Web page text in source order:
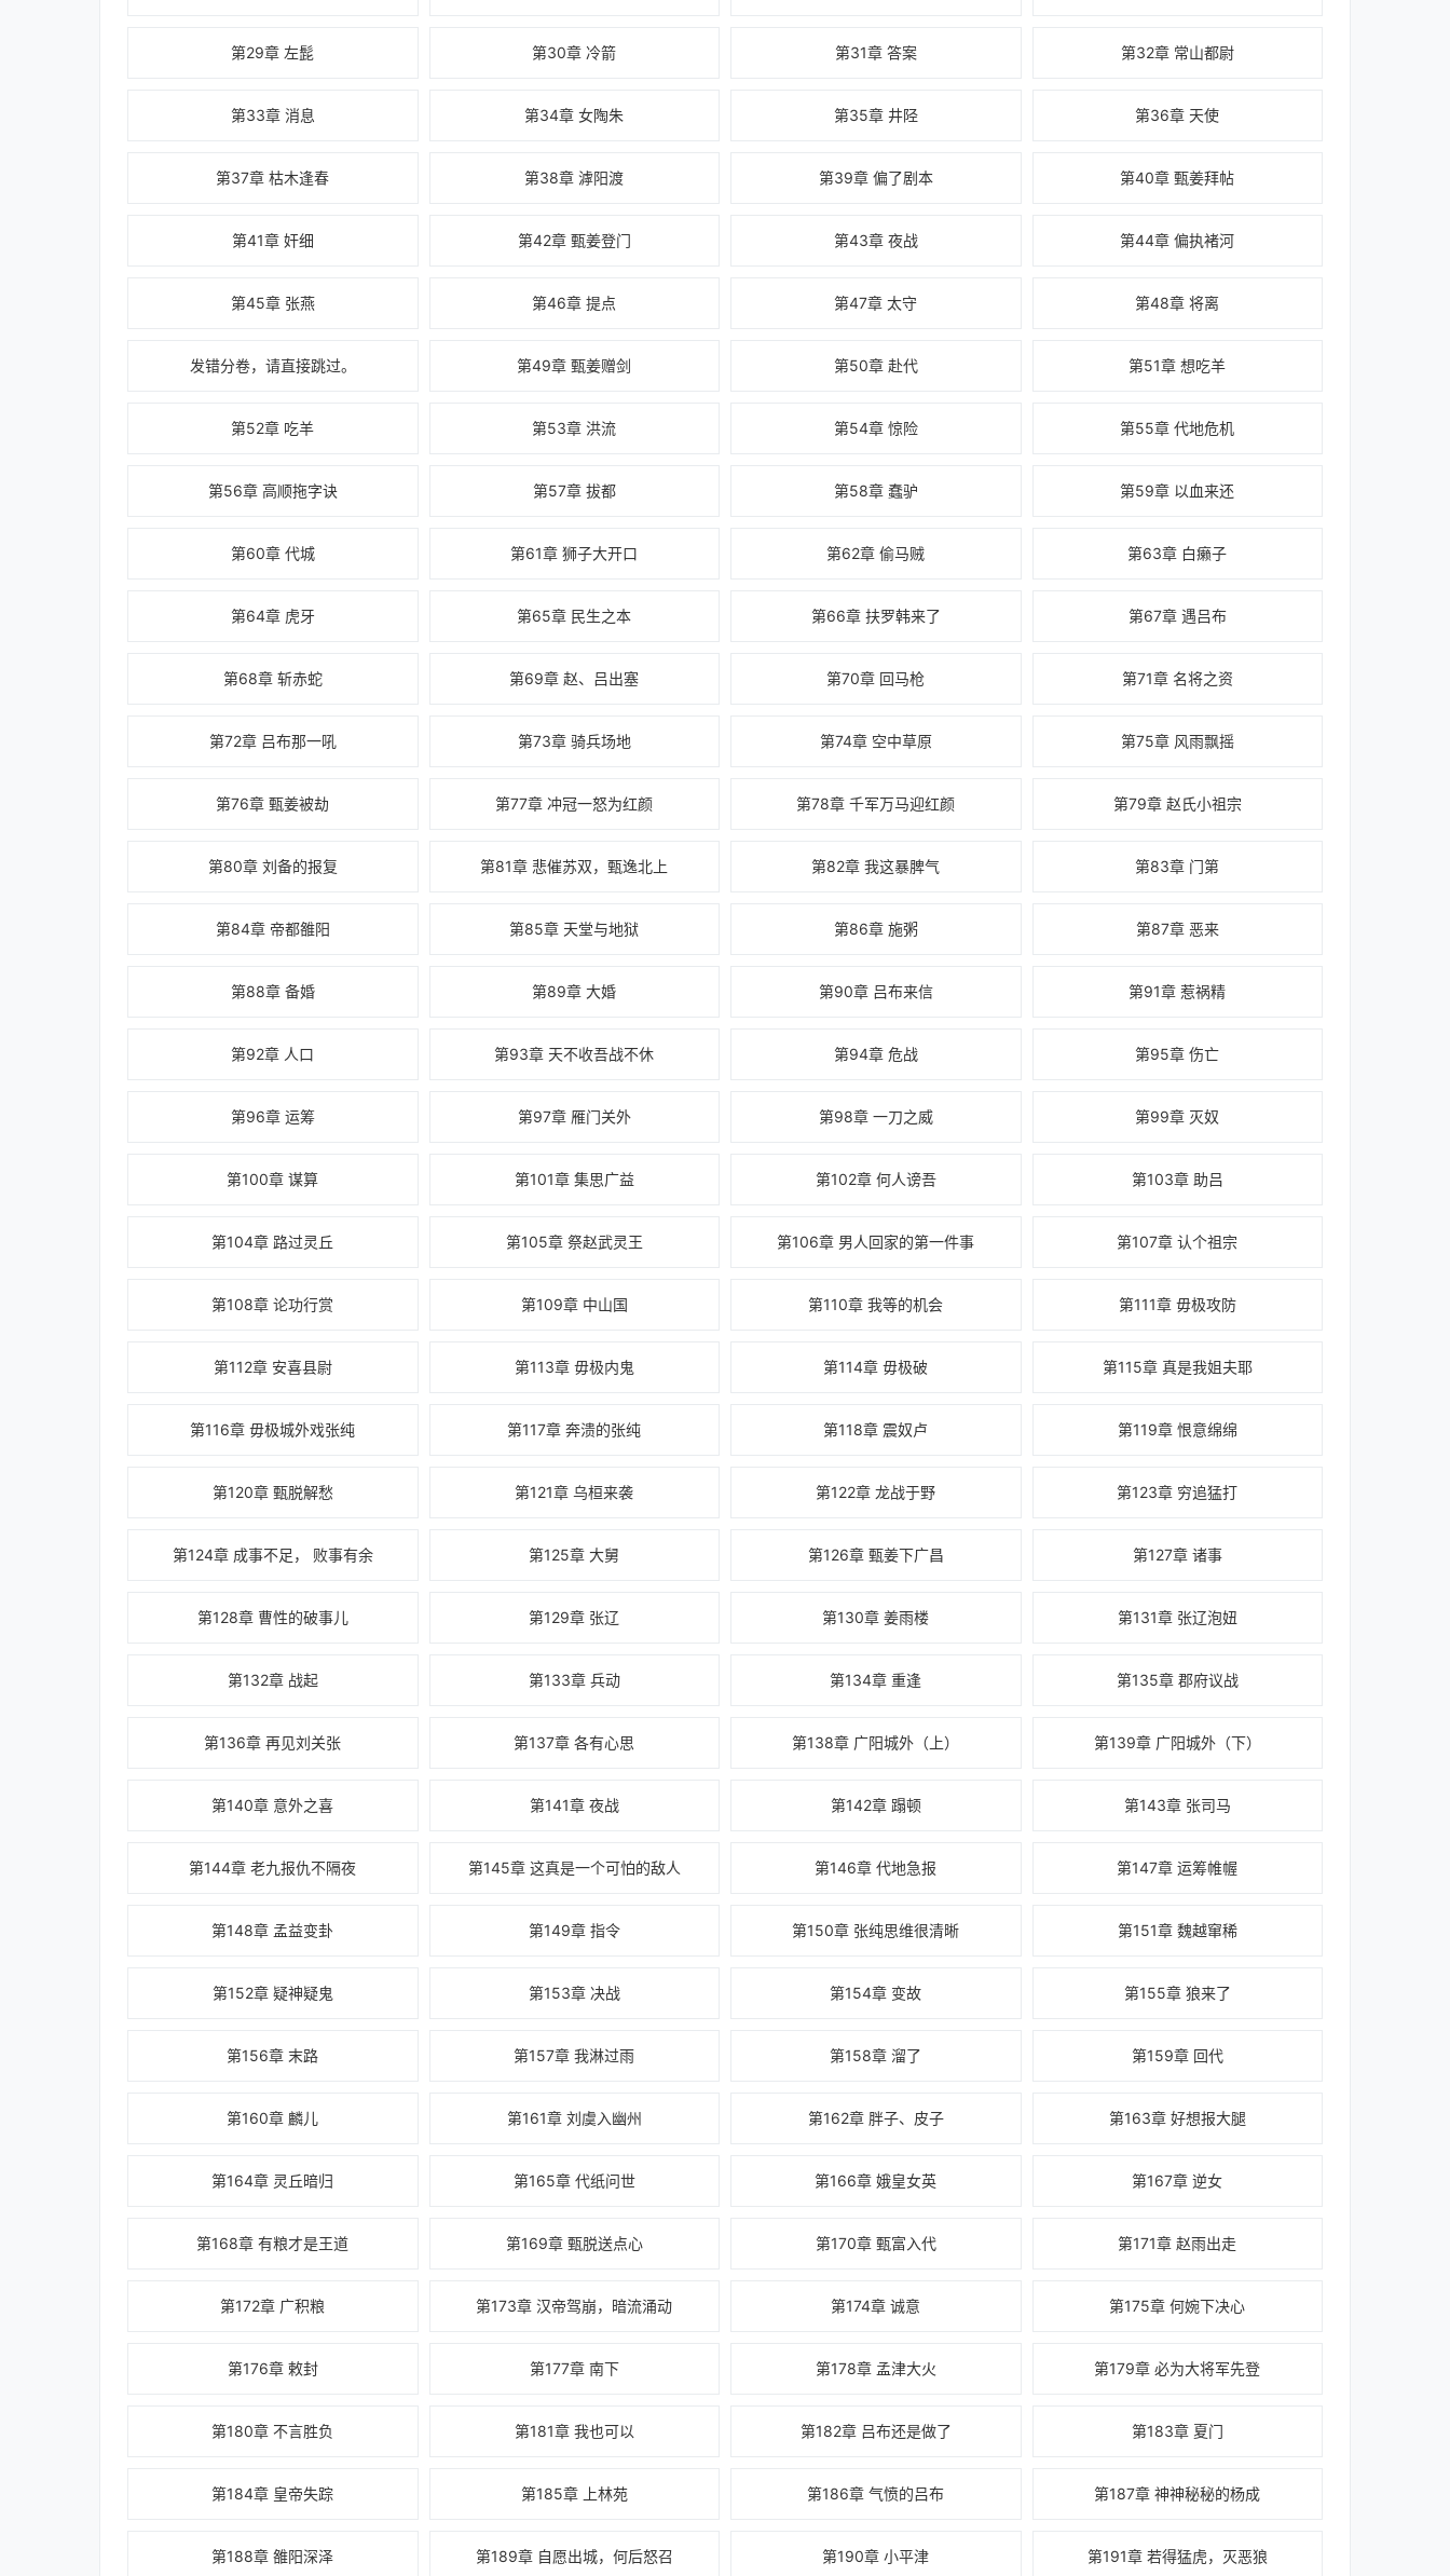
第29章 左髭 第30章 冷箭 第31章 答案 第32章 常山都尉
第33章 消息 第34章 女陶朱 第35章 井陉 第36章 天使
第37章 枯木逢春 第38章 滹阳渡 第39章 偏了剧本 第40章 甄姜拜帖
第41章 奸细 第42章 甄姜登门 第43章 夜战 第44章 偏执褚河
第45章 张燕 第46章 提点 第47章 太守 第48章 将离
发错分卷，请直接跳过。 第49章 甄姜赠剑 第50章 赴代 第51章 想吃羊
第52章 吃羊 第53章 洪流 第54章 惊险 第55章 代地危机
第56章 高顺拖字诀 第57章 拔都 第58章 蠢驴 第59章 以血来还
第60章 代城 第61章 狮子大开口 第62章 偷马贼 第63章 白癞子
第64章 虎牙 第65章 民生之本 第66章 扶罗韩来了 第67章 遇吕布
第68章 斩赤蛇 第69章 赵、吕出塞 第70章 回马枪 第71章 名将之资
第72章 吕布那一吼 第73章 骑兵场地 第74章 空中草原 第75章 风雨飘摇
第76章 甄姜被劫 第77章 冲冠一怒为红颜 第78章 千军万马迎红颜 第79章 赵氏小祖宗
第80章 刘备的报复 第81章 悲催苏双，甄逸北上 第82章 我这暴脾气 第83章 门第
第84章 帝都雒阳 第85章 天堂与地狱 第86章 施粥 第87章 恶来
第88章 备婚 第89章 大婚 第90章 吕布来信 第91章 惹祸精
第92章 人口 第93章 天不收吾战不休 第94章 危战 第95章 伤亡
第96章 运筹 第97章 雁门关外 第98章 一刀之威 第99章 灭奴
第100章 谋算 第101章 集思广益 第102章 何人谤吾 第103章 助吕
第104章 路过灵丘 第105章 祭赵武灵王 第106章 男人回家的第一件事 第107章 认个祖宗
第108章 论功行赏 第109章 中山国 第110章 我等的机会 第111章 毋极攻防
第112章 安喜县尉 第113章 毋极内鬼 第114章 毋极破 第115章 真是我姐夫耶
第116章 毋极城外戏张纯 第117章 奔溃的张纯 第118章 震奴卢 第119章 恨意绵绵
第120章 甄脱解愁 第121章 乌桓来袭 第122章 龙战于野 第123章 穷追猛打
第124章 成事不足， 败事有余 第125章 大舅 第126章 甄姜下广昌 第127章 诸事
第128章 曹性的破事儿 第129章 张辽 第130章 姜雨楼 第131章 张辽泡妞
第132章 战起 第133章 兵动 第134章 重逢 第135章 郡府议战
第136章 再见刘关张 第137章 各有心思 第138章 广阳城外（上） 第139章 广阳城外（下）
第140章 意外之喜 第141章 夜战 第142章 蹋顿 第143章 张司马
第144章 老九报仇不隔夜 第145章 这真是一个可怕的敌人 第146章 代地急报 第147章 运筹帷幄
第148章 孟益变卦 第149章 指令 第150章 张纯思维很清晰 第151章 魏越窜稀
第152章 疑神疑鬼 第153章 决战 第154章 变故 第155章 狼来了
第156章 末路 第157章 我淋过雨 第158章 溜了 第159章 回代
第160章 麟儿 第161章 刘虞入幽州 第162章 胖子、皮子 第163章 好想报大腿
第164章 灵丘暗归 第165章 代纸问世 第166章 娥皇女英 第167章 逆女
第168章 有粮才是王道 第169章 甄脱送点心 第170章 甄富入代 第171章 赵雨出走
第172章 广积粮 第173章 汉帝驾崩，暗流涌动 第174章 诚意 第175章 何婉下决心
第176章 敕封 第177章 南下 第178章 孟津大火 第179章 必为大将军先登
第180章 不言胜负 第181章 我也可以 第182章 吕布还是做了 第183章 夏门
第184章 皇帝失踪 第185章 上林苑 第186章 气愤的吕布 第187章 神神秘秘的杨成
第188章 雒阳深泽 第189章 自愿出城，何后怒召 第190章 小平津 第191章 若得猛虎，灭恶狼